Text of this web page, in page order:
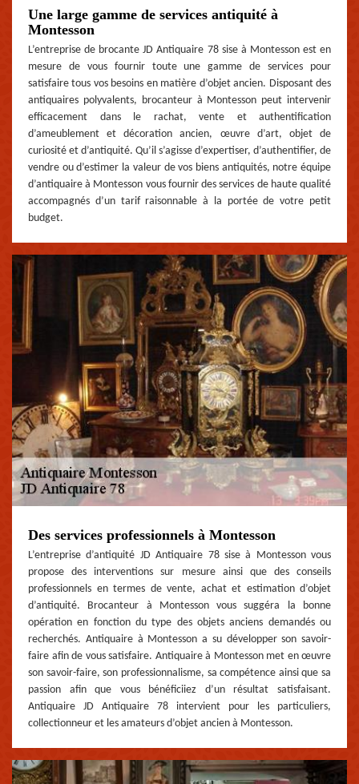
Une large gamme de services antiquité à
Montesson
L’entreprise de brocante JD Antiquaire 78 sise à Montesson est en
mesure de vous fournir toute une gamme de services pour
satisfaire tous vos besoins en matière d’objet ancien. Disposant des
antiquaires polyvalents, brocanteur à Montesson peut intervenir
efficacement dans le rachat, vente et authentification
d’ameublement et décoration ancien, œuvre d’art, objet de
curiosité et d’antiquité. Qu’il s’agisse d’expertiser, d’authentifier, de
vendre ou d’estimer la valeur de vos biens antiquités, notre équipe
d’antiquaire à Montesson vous fournir des services de haute qualité
accompagnés d’un tarif raisonnable à la portée de votre petit
budget.
Des services professionnels à Montesson
L’entreprise d’antiquité JD Antiquaire 78 sise à Montesson vous
propose des interventions sur mesure ainsi que des conseils
professionnels en termes de vente, achat et estimation d’objet
d’antiquité. Brocanteur à Montesson vous suggéra la bonne
opération en fonction du type des objets anciens demandés ou
recherchés. Antiquaire à Montesson a su développer son savoir-
faire afin de vous satisfaire. Antiquaire à Montesson met en œuvre
son savoir-faire, son professionnalisme, sa compétence ainsi que sa
passion afin que vous bénéficiiez d’un résultat satisfaisant.
Antiquaire JD Antiquaire 78 intervient pour les particuliers,
collectionneur et les amateurs d’objet ancien à Montesson.